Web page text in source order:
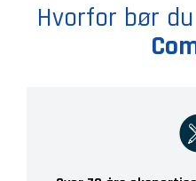
Hvorfor bør